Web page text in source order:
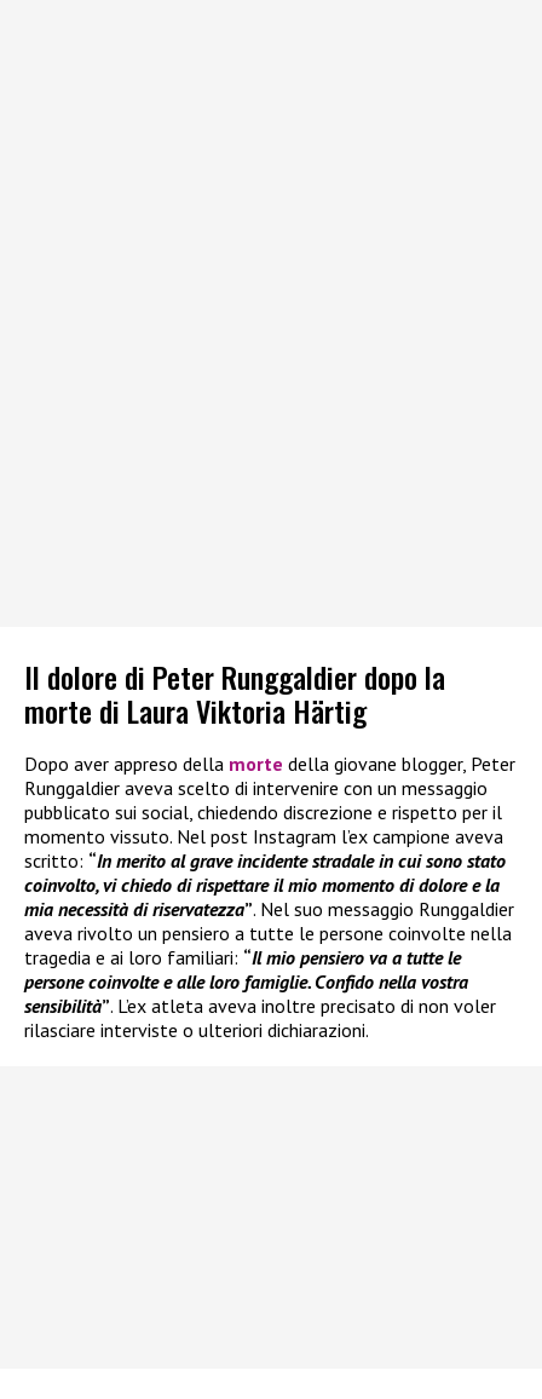
Il dolore di Peter Runggaldier dopo la
morte di Laura Viktoria Härtig
Dopo aver appreso della morte della giovane blogger, Peter
Runggaldier aveva scelto di intervenire con un messaggio
pubblicato sui social, chiedendo discrezione e rispetto per il
momento vissuto. Nel post Instagram l’ex campione aveva
scritto: “In merito al grave incidente stradale in cui sono stato
coinvolto, vi chiedo di rispettare il mio momento di dolore e la
mia necessità di riservatezza”. Nel suo messaggio Runggaldier
aveva rivolto un pensiero a tutte le persone coinvolte nella
tragedia e ai loro familiari: “Il mio pensiero va a tutte le
persone coinvolte e alle loro famiglie. Confido nella vostra
sensibilità”. L’ex atleta aveva inoltre precisato di non voler
rilasciare interviste o ulteriori dichiarazioni.